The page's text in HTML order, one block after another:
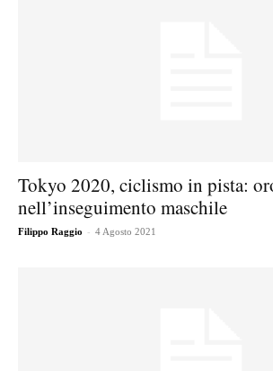
Tokyo 2020, ciclismo in pista:
nell’inseguimento maschile
Filippo Raggio - 4 Agosto 2021